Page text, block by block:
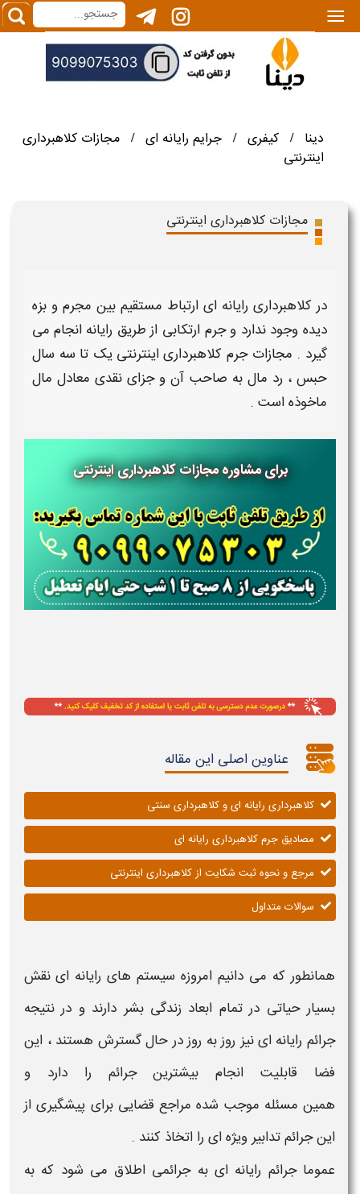
|||
دینا / کیفری / جرایم رایانه ای /
مجازات کلاهبرداری
اینترنتی
مجازات کلاهبرداری اینترنتی
در کلاهبرداری رایانه ای ارتباط مستقیم بین مجرم و بزه
دیده وجود ندارد و جرم ارتکابی از طریق رایانه انجام می
گیرد . مجازات جرم کلاهبرداری اینترنتی یک تا سه سال
حبس ، رد مال به صاحب آن و جزای نقدی معادل مال
ماخوذه است .
برای مشاوره مجازات کلاهبرداری اینترنتی
عناوین اصلی این مقاله
کلاهبرداری رایانه ای و کلاهبرداری سنتی
مصادیق جرم کلاهبرداری رایانه ای
مرجع و نحوه ثبت شکایت از کلاهبرداری اینترنتی
سوالات متداول
همانطور که می دانیم امروزه سیستم های رایانه ای نقش
بسیار حیاتی در تمام ابعاد زندگی بشر دارند و در نتیجه
جرائم رایانه اینیز روز به روز در حال گسترش هستند ، این
فضا قابلیت انجام بیشترین جرائم را دارد و
همین مسئله موجب شده مراجع قضایی برای پیشگیری از
اینجرائمتدابیر ویژه ای را اتخاذ کنند .
عموما جرائم رایانه ای به جرائمی اطلاق می شود که به